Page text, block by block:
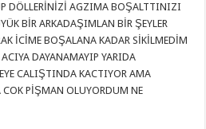
DÖLLERİNİZİ AGZIMA BOŞALTTINIZI
BİR ARKADAŞIMLAN BİR ŞEYLER
İCİME BOŞALANA KADAR SİKİLMEDİM
DAYANAMAYIP YARIDA
CALIŞTINDA KACTIYOR AMA
PİŞMAN OLUYORDUM NE